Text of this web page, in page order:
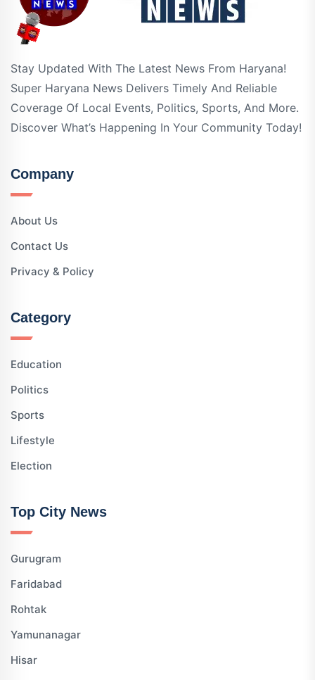
Stay Updated With The Latest News From Haryana!
Super Haryana News Delivers Timely And Reliable
Coverage Of Local Events, Politics, Sports, And More.
Discover What’s Happening In Your Community Today!
Company
About Us
Contact Us
Privacy & Policy
Category
Education
Politics
Sports
Lifestyle
Election
Top City News
Gurugram
Faridabad
Rohtak
Yamunanagar
Hisar